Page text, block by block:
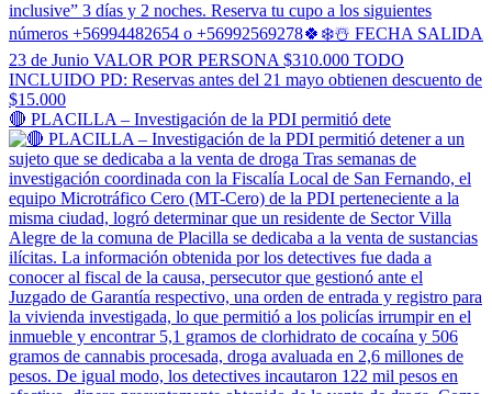
🔴 PLACILLA – Investigación de la PDI permitió dete